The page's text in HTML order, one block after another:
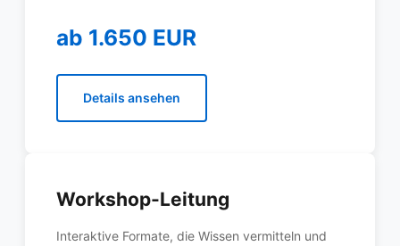
ab 1.650 EUR
Details ansehen
Workshop-Leitung
Interaktive Formate, die Wissen vermitteln und